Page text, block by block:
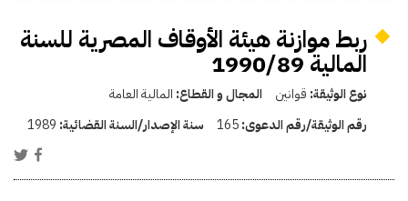
ربط موازنة هيئة الأوقاف المصرية للسنة
المالية 1990/89
نوع الوثيقة: قوانين المجال و القطاع: المالية العامة
رقم الوثيقة/رقم الدعوى:165 سنة الإصدار/السنة القضائية: 1989